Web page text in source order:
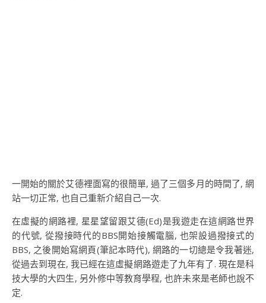
一開始的關於艾德裡面寫的很簡單, 過了三個多月的時間了, 網
站一切正常, 也自己重新介紹自己一次.
在虛擬的網路裡, 星星望留跟艾德(Ed)是我遊走在這網路世界
的代號, 從撥接時代的BBS開始接觸電腦, 也架設過撥接式的
BBS, 之後開始寫網頁(筆記本時代), 網路的一切總是令我著迷,
從過去到現在, 我已經在這虛擬網路遊走了九年有了. 現在是科
技大學的大四生, 另外修中等教育學程, 也許未來是老師也說不
定.